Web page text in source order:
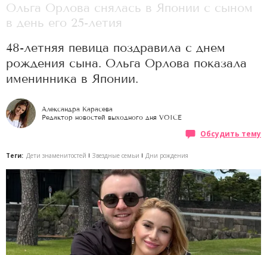
Ольга Орлова снялась в Японии с сыном
в день его 25-летия
48-летняя певица поздравила с днем
рождения сына. Ольга Орлова показала
именинника в Японии.
Александра Карасева
Редактор новостей выходного дня VOICE
Обсудить тему
Теги: Дети знаменитостей Звездные семьи Дни рождения